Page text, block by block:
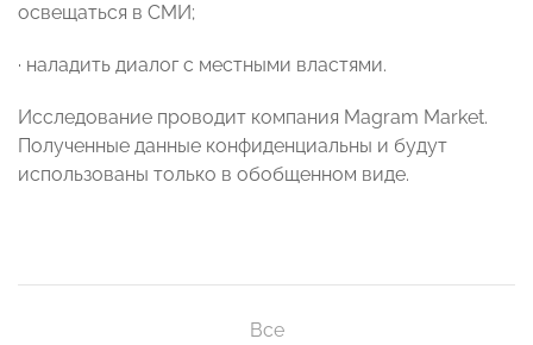
освещаться в СМИ;
· наладить диалог с местными властями.
Исследование проводит компания Magram Market.
Полученные данные конфиденциальны и будут
использованы только в обобщенном виде.
Все